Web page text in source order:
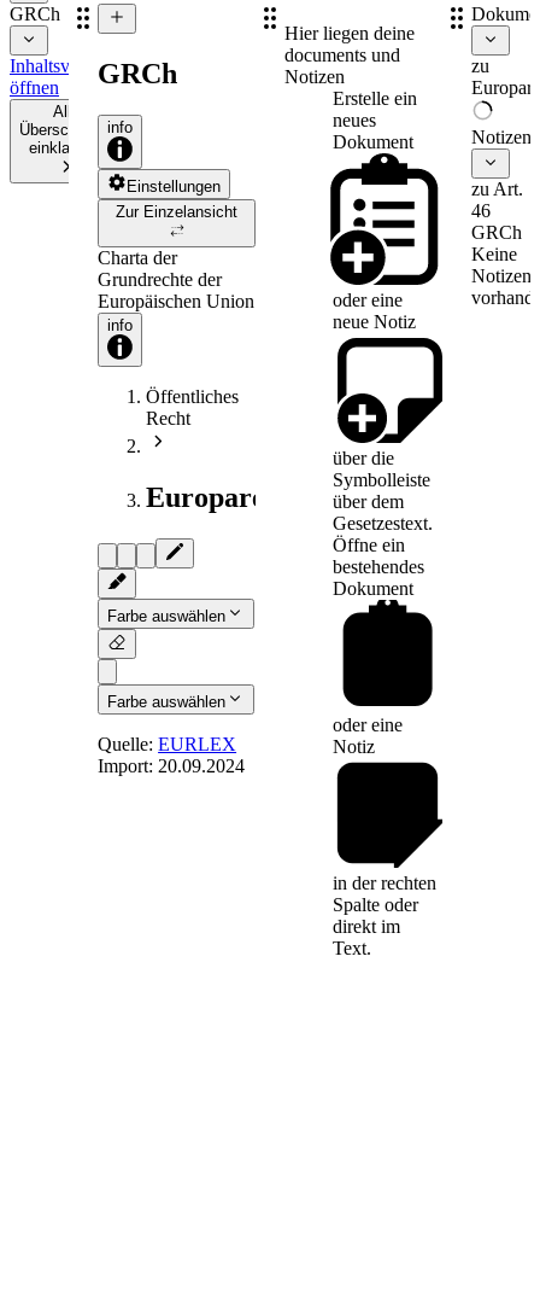
GRCh
Inhaltsverzeichnis
öffnen
Alle
Überschriften
einklappen
GRCh
info
Einstellungen
Zur Einzelansicht
Charta der
Grundrechte der
Europäischen Union
info
Öffentliches
Recht
Europarecht
Farbe auswählen
Farbe auswählen
Quelle:EURLEX
Import: 20.09.2024
Hier liegen deine
documents und
Notizen
Erstelle ein
neues
Dokument
oder eine
neue Notiz
über die
Symbolleiste
über dem
Gesetzestext.
Öffne ein
bestehendes
Dokument
oder eine
Notiz
in der rechten
Spalte oder
direkt im
Text.
zu
Notizen
zu Art.
46
GRCh
Keine
Notizen